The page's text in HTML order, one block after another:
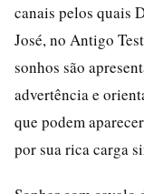
canais pelos quais
José, no Antigo
sonhos são
advertência e
que podem
por sua rica carga